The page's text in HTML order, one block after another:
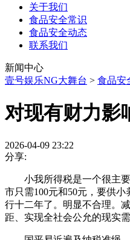
关于我们
食品安全常识
食品安全动态
联系我们
新闻中心
壹号娱乐NG大舞台 > 食品安
对现有财力影
2026-04-09 23:22
分享:
小我所得税是一个很主要
市只需100元和50元，要供
行十二年了。明显不合理。
距、实现全社会公允的现实需